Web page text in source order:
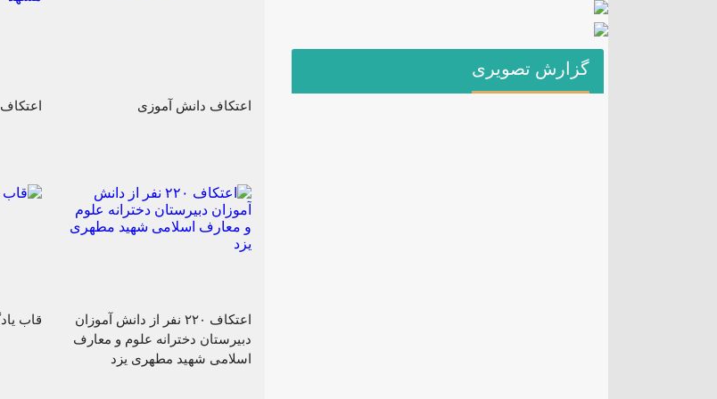
اعتکاف دانش آموزی
اعتکاف ۲۲۰ نفر از دانش آموزان
دبیرستان دخترانه علوم و معارف
اسلامی شهید مطهری یزد
قاب
گزارش تصویری